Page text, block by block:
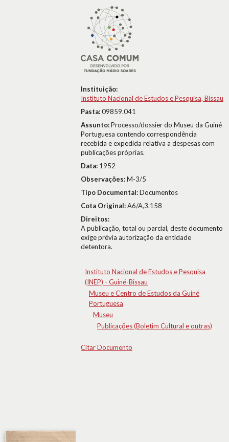
Instituição:
Instituto Nacional de Estudos e Pesquisa, Bissau
Pasta:09859.041
Assunto:Processo/dossier do Museu da Guiné
Portuguesa contendo correspondência
recebida e expedida relativa a despesas com
publicações próprias.
Data: 1952
Observações:M-3/5
Tipo Documental:Documentos
Cota Original:A6/A,3.158
Direitos:
A publicação, total ou parcial, deste documento
exige prévia autorização da entidade
detentora.
Instituto Nacional de Estudos e Pesquisa
(INEP) - Guiné-Bissau
Museu e Centro de Estudos da Guiné
Portuguesa
Museu
Publicações (Boletim Cultural e outras)
Citar Documento